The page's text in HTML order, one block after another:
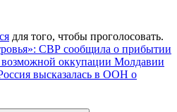
для того, чтобы проголосовать.
СВР сообщила о прибытии
оккупации Молдавии
высказалась в ООН о